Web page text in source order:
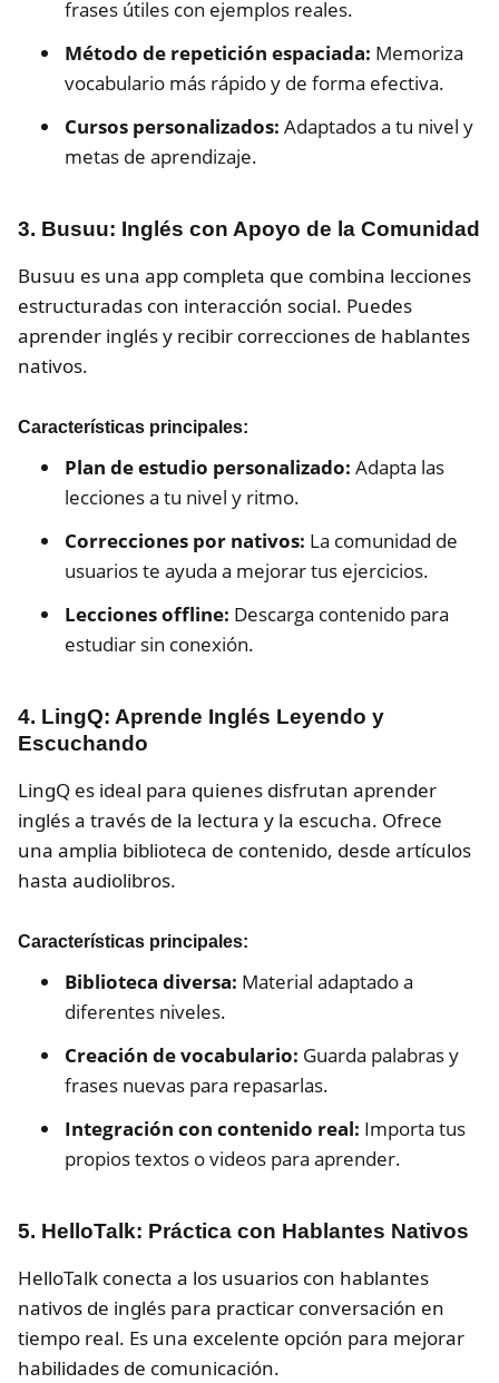
frases útiles con ejemplos reales.
Método de repetición espaciada: Memoriza
vocabulario más rápido y de forma efectiva.
Cursos personalizados: Adaptados a tu nivel y
metas de aprendizaje.
3. Busuu: Inglés con Apoyo de la Comunidad
Busuu es una app completa que combina lecciones
estructuradas con interacción social. Puedes
aprender inglés y recibir correcciones de hablantes
nativos.
Características principales:
Plan de estudio personalizado: Adapta las
lecciones a tu nivel y ritmo.
Correcciones por nativos: La comunidad de
usuarios te ayuda a mejorar tus ejercicios.
Lecciones offline: Descarga contenido para
estudiar sin conexión.
4. LingQ: Aprende Inglés Leyendo y
Escuchando
LingQ es ideal para quienes disfrutan aprender
inglés a través de la lectura y la escucha. Ofrece
una amplia biblioteca de contenido, desde artículos
hasta audiolibros.
Características principales:
Biblioteca diversa: Material adaptado a
diferentes niveles.
Creación de vocabulario: Guarda palabras y
frases nuevas para repasarlas.
Integración con contenido real: Importa tus
propios textos o videos para aprender.
5. HelloTalk: Práctica con Hablantes Nativos
HelloTalk conecta a los usuarios con hablantes
nativos de inglés para practicar conversación en
tiempo real. Es una excelente opción para mejorar
habilidades de comunicación.